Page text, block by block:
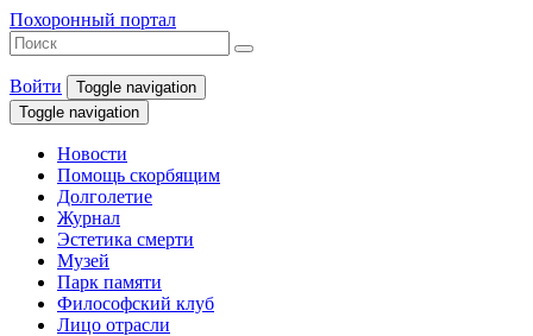
Похоронный портал
Войти
Toggle navigation
Toggle navigation
Новости
Помощь скорбящим
Долголетие
Журнал
Эстетика смерти
Музей
Парк памяти
Философский клуб
Лицо отрасли